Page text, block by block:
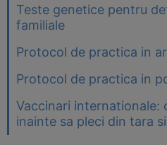
Teste genetice pentru
familiale
Protocol de practica in
Protocol de practica in
Vaccinari internationale:
inainte sa pleci din tara